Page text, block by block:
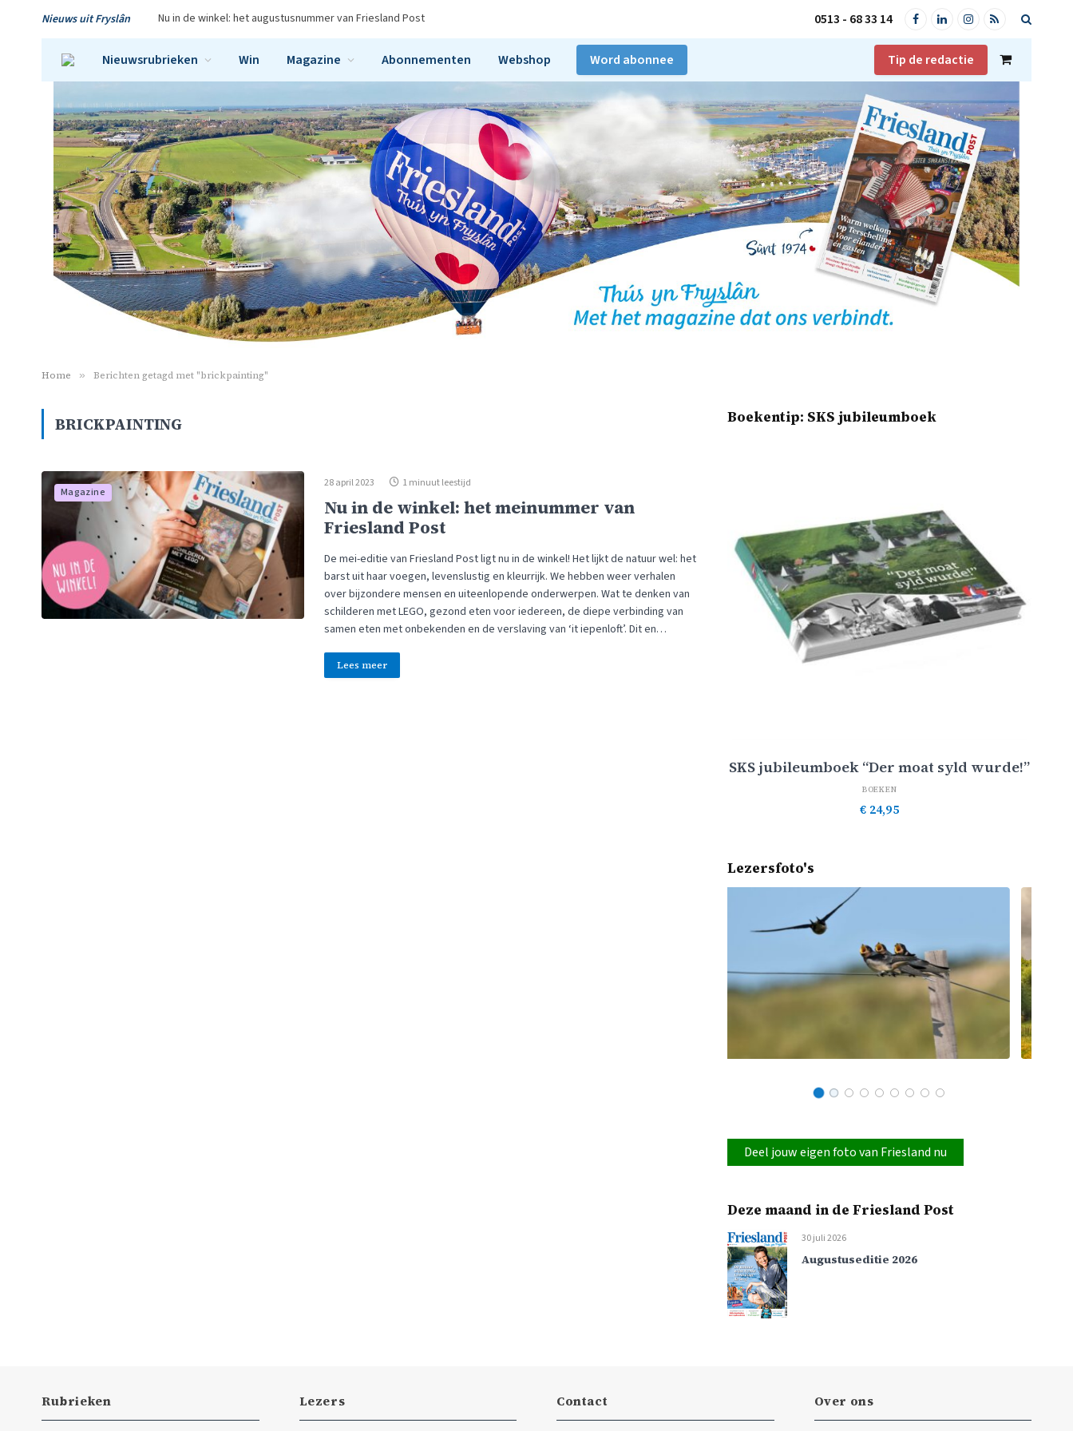
Nieuws uit Fryslân Nu in de winkel: het augustusnummer van Friesland Post 0513 - 68 33 14 FacebookLinkedInInstagram
RSS
Nieuwsrubrieken Win Magazine Abonnementen Webshop Word abonnee Tip de redactie
Shopping
Cart
Home » Berichten getagd met "brickpainting"
BRICKPAINTING
Magazine
28 april 2023 1 minuut leestijd
Nu in de winkel: het meinummer van
Friesland Post
De mei-editie van Friesland Post ligt nu in de winkel! Het lijkt de natuur wel: het
barst uit haar voegen, levenslustig en kleurrijk. We hebben weer verhalen
over bijzondere mensen en uiteenlopende onderwerpen. Wat te denken van
schilderen met LEGO, gezond eten voor iedereen, de diepe verbinding van
samen eten met onbekenden en de verslaving van ‘it iepenloft’. Dit en…
Lees meer
Boekentip: SKS jubileumboek
SKS jubileumboek “Der moat syld wurde!”
BOEKEN
€ 24,95
Lezersfoto's
Deel jouw eigen foto van Friesland nu
Deze maand in de Friesland Post
30 juli 2026
Augustuseditie 2026
Rubrieken Lezers Contact Over ons